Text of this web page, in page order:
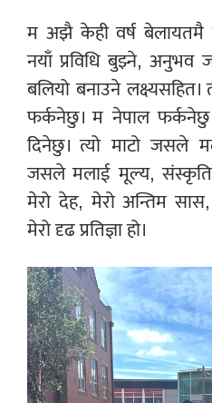
म अझै केही वर्ष बेलायतमै
नयाँ प्रविधि बुझ्ने,
बलियो बनाउने
फर्कनेछु। म नेपाल
दिनेछु। त्यो माटो जसले
जसले मलाई मूल्य, संस्कृति
मेरो देह, मेरो अन्तिम
मेरो दृढ प्रतिज्ञा हो।